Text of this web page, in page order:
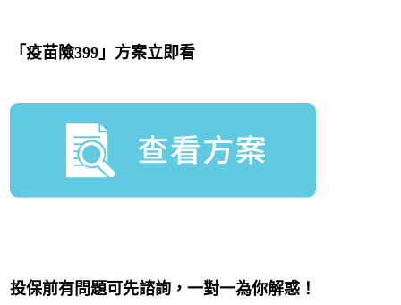
「疫苗險399」方案立即看
投保前有問題可先諮詢，一對一為你解惑！